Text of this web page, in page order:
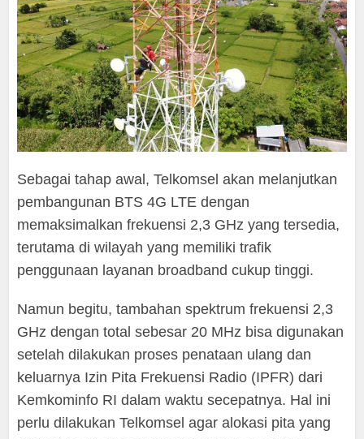
Sebagai tahap awal, Telkomsel akan melanjutkan
pembangunan BTS 4G LTE dengan
memaksimalkan frekuensi 2,3 GHz yang tersedia,
terutama di wilayah yang memiliki trafik
penggunaan layanan broadband cukup tinggi.
Namun begitu, tambahan spektrum frekuensi 2,3
GHz dengan total sebesar 20 MHz bisa digunakan
setelah dilakukan proses penataan ulang dan
keluarnya Izin Pita Frekuensi Radio (IPFR) dari
Kemkominfo RI dalam waktu secepatnya. Hal ini
perlu dilakukan Telkomsel agar alokasi pita yang